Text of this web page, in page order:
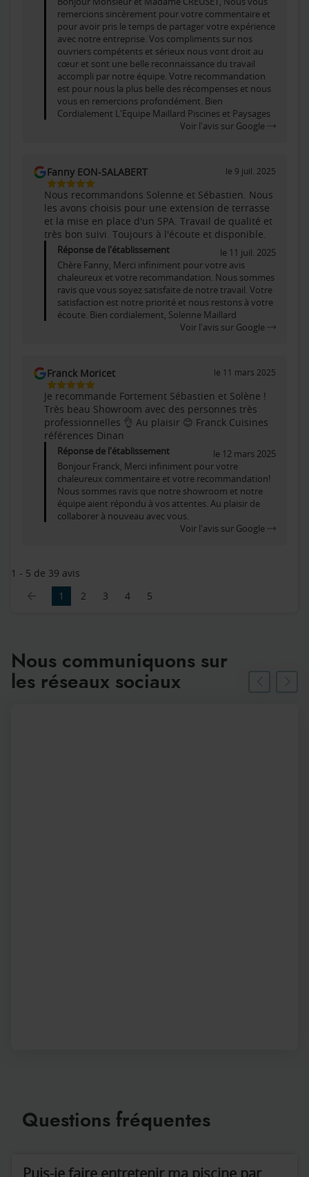
remercions sincèrement pour votre commentaire et
pour avoir pris le temps de partager votre expérience
avec notre entreprise. Vos compliments sur nos
ouvriers compétents et sérieux nous vont droit au
cœur et sont une belle reconnaissance du travail
accompli par notre équipe. Votre recommandation
est pour nous la plus belle des récompenses et nous
vous en remercions profondément. Bien
Cordialement L'Equipe Maillard Piscines et Paysages
Voir l'avis sur Google
Fanny EON-SALABERT
5
Étoiles
Sur
5
le 9 juil. 2025
Nous recommandons Solenne et Sébastien. Nous
les avons choisis pour une extension de terrasse
et la mise en place d'un SPA. Travail de qualité et
très bon suivi. Toujours à l'écoute et disponible.
Réponse de l'établissement
le 11 juil. 2025
Chère Fanny, Merci infiniment pour votre avis
chaleureux et votre recommandation. Nous sommes
ravis que vous soyez satisfaite de notre travail. Votre
satisfaction est notre priorité et nous restons à votre
écoute. Bien cordialement, Solenne Maillard
Voir l'avis sur Google
Franck Moricet
5
Étoiles
Sur
5
le 11 mars 2025
Je recommande Fortement Sébastien et Solène !
Très beau Showroom avec des personnes très
professionnelles 👌 Au plaisir 😊 Franck Cuisines
références Dinan
Réponse de l'établissement
le 12 mars 2025
Bonjour Franck, Merci infiniment pour votre
chaleureux commentaire et votre recommandation!
Nous sommes ravis que notre showroom et notre
équipe aient répondu à vos attentes. Au plaisir de
collaborer à nouveau avec vous.
Voir l'avis sur Google
1 - 5 de 39 avis
1
2 3 4 5
Nous communiquons sur
les réseaux sociaux
Questions fréquentes
Puis-je faire entretenir ma piscine par